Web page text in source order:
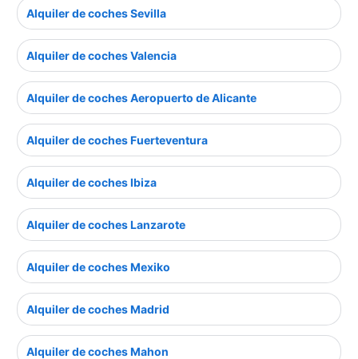
Alquiler de coches Sevilla
Alquiler de coches Valencia
Alquiler de coches Aeropuerto de Alicante
Alquiler de coches Fuerteventura
Alquiler de coches Ibiza
Alquiler de coches Lanzarote
Alquiler de coches Mexiko
Alquiler de coches Madrid
Alquiler de coches Mahon